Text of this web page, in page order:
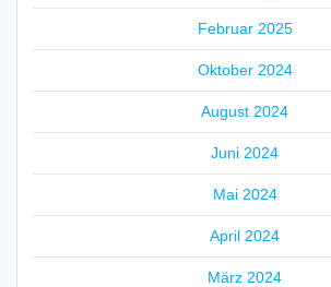
Februar 2025
Oktober 2024
August 2024
Juni 2024
Mai 2024
April 2024
März 2024